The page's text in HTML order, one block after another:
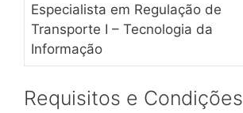
Especialista em Regulação de
Transporte I – Tecnologia da
Informação
Requisitos e Condições